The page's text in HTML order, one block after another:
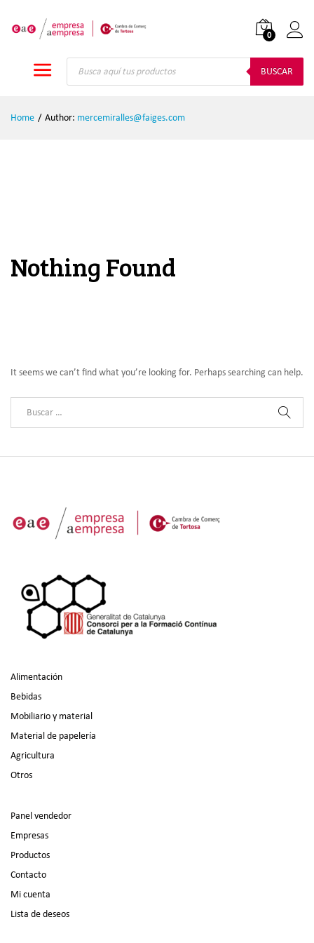
0
Búsqueda
BUSCAR
Home / Author: mercemiralles@faiges.com
Nothing Found
It seems we can’t find what you’re looking for. Perhaps searching can help.
Alimentación
Bebidas
Mobiliario y material
Material de papelería
Agricultura
Otros
Panel vendedor
Empresas
Productos
Contacto
Mi cuenta
Lista de deseos